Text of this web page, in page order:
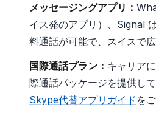
メッセージングアプリ：
イス発のアプリ）、Signal
料通話が可能で、スイスで
国際通話プラン： キャリア
際通話パッケージを提供して
Skype代替アプリガイド を